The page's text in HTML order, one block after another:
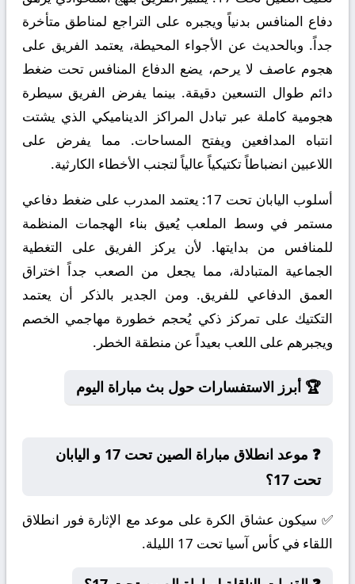
دفاع المنافس بدنياً ويجبره على التراجع لمناطق متأخرة
جداً. وبالحديث عن الأجواء المحيطة، يعتمد الفريق على
هجوم عاصف لا يرحم، يضع الدفاع المنافس تحت ضغط
دائم طوال التسعين دقيقة. بينما يفرض الفريق سيطرة
هجومية كاملة عبر تبادل المراكز الديناميكي الذي يشتت
انتباه المدافعين ويفتح المساحات. مما يفرض على
اللاعبين انضباطاً تكتيكياً عالياً لتجنب الأخطاء الكارثية.
أسلوب اليابان تحت 17:
يعتمد المدرب على ضغط دفاعي
مستمر في وسط الملعب يُعيق بناء الهجمات المنظمة
للمنافس من بدايتها. لأن يركز الفريق على التغطية
الجماعية المتبادلة، مما يجعل من الصعب جداً اختراق
العمق الدفاعي للفريق. ومن الجدير بالذكر أن يعتمد
التكتيك على تمركز ذكي يُحجم خطورة مهاجمي الخصم
ويجبرهم على اللعب بعيداً عن منطقة الخطر.
🏆 أبرز الاستفسارات حول بث مباراة اليوم
❓ موعد انطلاق مباراة الصين تحت 17 و اليابان
تحت 17؟
✅ سيكون عشاق الكرة على موعد مع الإثارة فور انطلاق
اللقاء في كأس آسيا تحت 17 الليلة.